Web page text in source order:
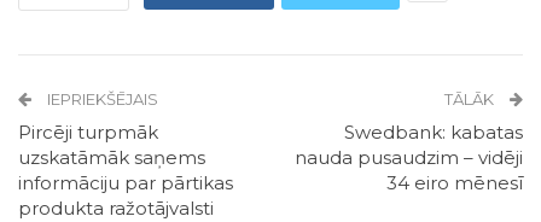
IEPRIEKŠĒJAIS
Pircēji turpmāk
uzskatāmāk saņems
informāciju par pārtikas
produkta ražotājvalsti
TĀLĀK
Swedbank: kabatas
nauda pusaudzim – vidēji
34 eiro mēnesī